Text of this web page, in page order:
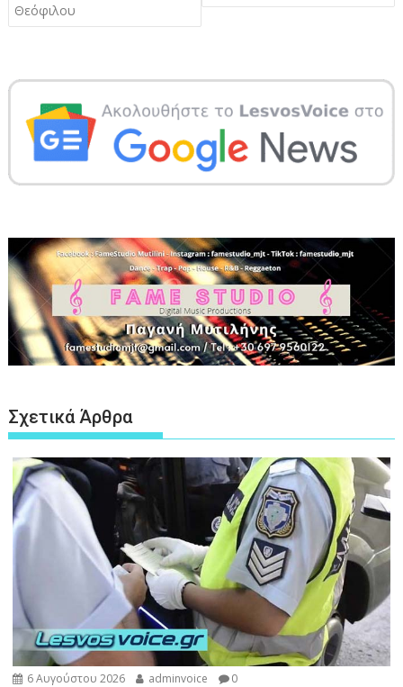
Θεόφιλου
Σχετικά Άρθρα
6 Αυγούστου 2026 adminvoice 0